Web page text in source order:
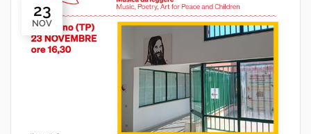
23
NOV